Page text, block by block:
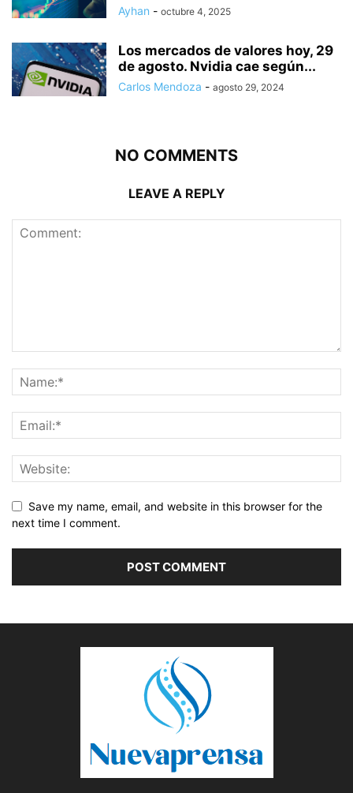
Ayhan - octubre 4, 2025
Los mercados de valores hoy, 29
de agosto. Nvidia cae según...
Carlos Mendoza - agosto 29, 2024
NO COMMENTS
LEAVE A REPLY
Save my name, email, and website in this browser for the
next time I comment.